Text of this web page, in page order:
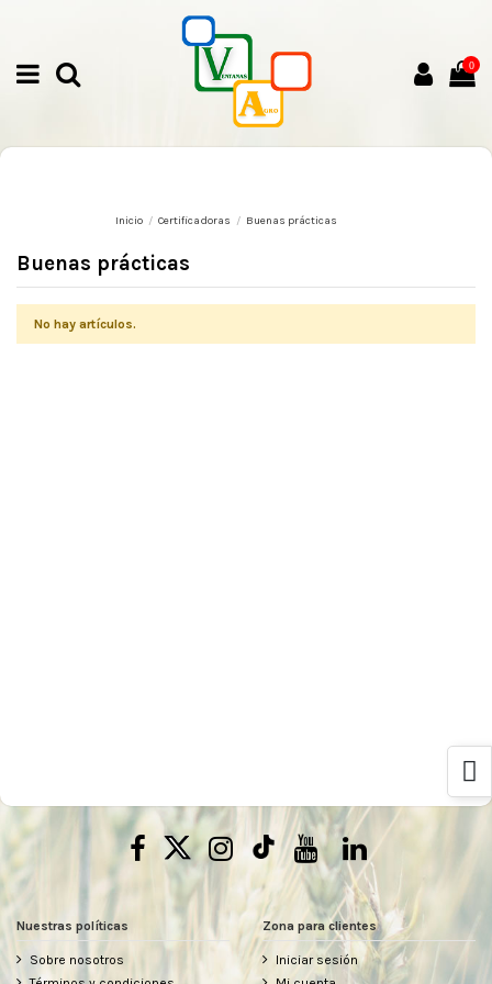
0
Inicio Certificadoras Buenas prácticas
Buenas prácticas
No hay artículos.
Nuestras políticas
Sobre nosotros
Zona para clientes
Iniciar sesión